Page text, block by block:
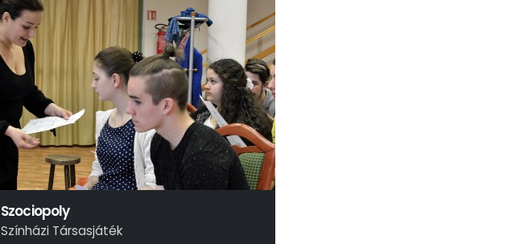
Szociopoly
Színházi Társasjáték